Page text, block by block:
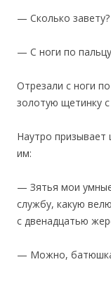
— Сколько завету?
— С ноги по
Отрезали с ноги
золотую щетинку
‎Наутро призывает
им:
— Зятья мои
службу, какую
с двенадцатью
— Можно,